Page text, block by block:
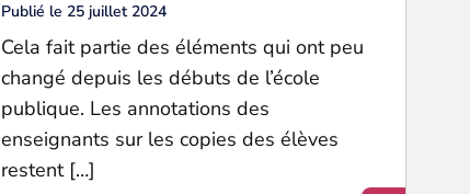
Publié le 25 juillet 2024
Cela fait partie des éléments qui ont peu
changé depuis les débuts de l’école
publique. Les annotations des
enseignants sur les copies des élèves
restent […]